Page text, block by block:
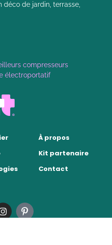
déco de jardin, terrasse,
compresseurs
électroportatif
À propos
Kit partenaire
Contact